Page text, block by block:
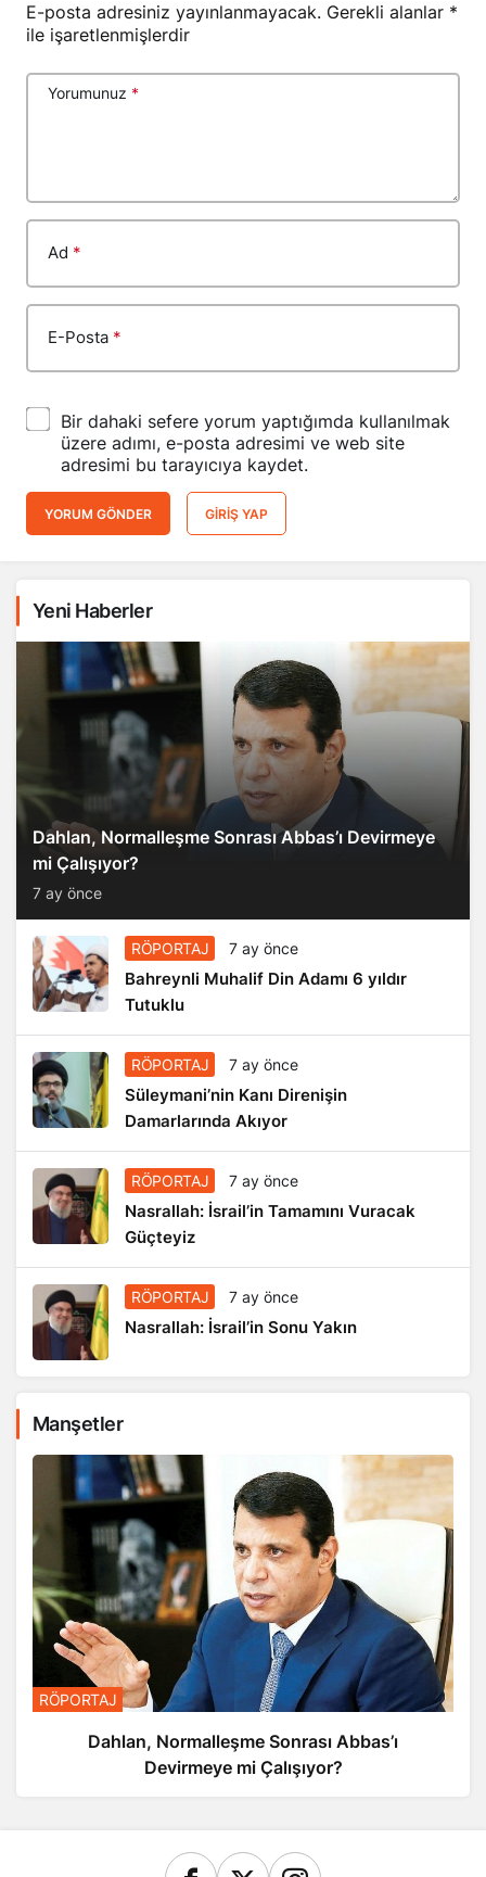
E-posta adresiniz yayınlanmayacak. Gerekli alanlar *
ile işaretlenmişlerdir
Yorumunuz *
Ad *
E-Posta *
Bir dahaki sefere yorum yaptığımda kullanılmak
üzere adımı, e-posta adresimi ve web site
adresimi bu tarayıcıya kaydet.
YORUM GÖNDER GIRIŞ YAP
Yeni Haberler
Dahlan, Normalleşme Sonrası Abbas’ı Devirmeye
mi Çalışıyor?
7 ay önce
RÖPORTAJ 7 ay önce
Bahreynli Muhalif Din Adamı 6 yıldır
Tutuklu
RÖPORTAJ 7 ay önce
Süleymani’nin Kanı Direnişin
Damarlarında Akıyor
RÖPORTAJ 7 ay önce
Nasrallah: İsrail’in Tamamını Vuracak
Güçteyiz
RÖPORTAJ 7 ay önce
Nasrallah: İsrail’in Sonu Yakın
Manşetler
RÖPORTAJ
Dahlan, Normalleşme Sonrası Abbas’ı
Devirmeye mi Çalışıyor?